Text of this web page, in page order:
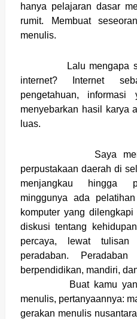
hanya pelajaran dasar
rumit. Membuat
menulis.
Lalu mengapa
internet? Internet
pengetahuan,
menyebarkan hasil karya
luas.
Saya
perpustakaan daerah di
menjangkau hingga
minggunya ada
komputer yang
diskusi tentang
percaya, lewat tulisan
peradaban.
berpendidikan, mandiri,
Buat kamu yang
menulis, pertanyaannya:
gerakan menulis